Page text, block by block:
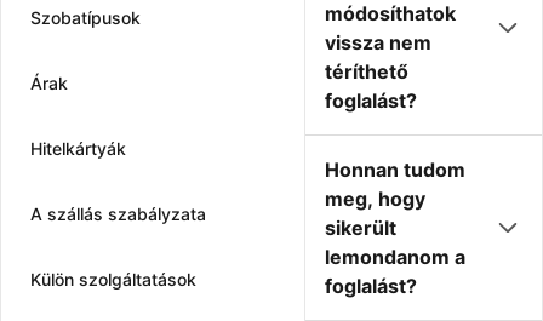
Szobatípusok
Árak
Hitelkártyák
A szállás szabályzata
Külön szolgáltatások
módosíthatok
vissza nem
téríthető
foglalást?
Honnan tudom
meg, hogy
sikerült
lemondanom a
foglalást?